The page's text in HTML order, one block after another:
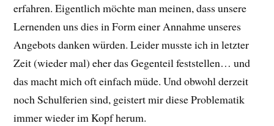
erfahren. Eigentlich möchte man meinen, dass unsere
Lernenden uns dies in Form einer Annahme unseres
Angebots danken würden. Leider musste ich in letzter
Zeit (wieder mal) eher das Gegenteil feststellen… und
das macht mich oft einfach müde. Und obwohl derzeit
noch Schulferien sind, geistert mir diese Problematik
immer wieder im Kopf herum.